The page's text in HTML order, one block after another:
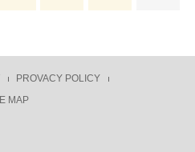
PROVACY POLICY
MAP